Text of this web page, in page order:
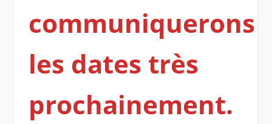
communiquerons
les dates très
prochainement.